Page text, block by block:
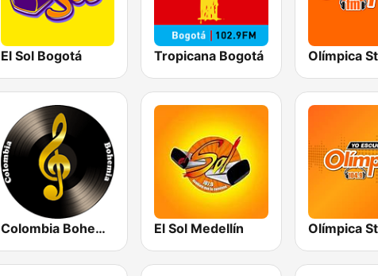
El Sol Bogotá Tropicana Bogotá
Colombia Bohemia El Sol Medellín